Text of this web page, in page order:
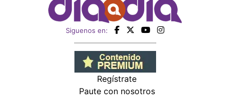
Siguenos en:
Regístrate
Paute con nosotros